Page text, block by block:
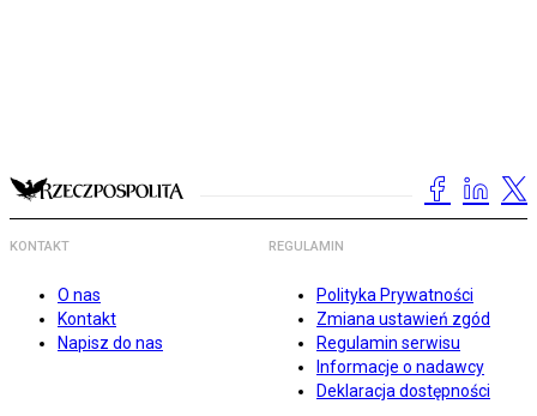
KONTAKT
O nas
Kontakt
Napisz do nas
REGULAMIN
Polityka Prywatności
Zmiana ustawień zgód
Regulamin serwisu
Informacje o nadawcy
Deklaracja dostępności